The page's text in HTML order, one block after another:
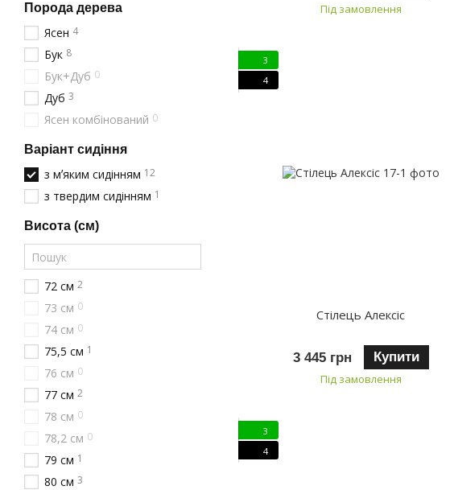
Під замовлення
3
4
Стілець Алексіс
3 445 грн Купити
Під замовлення
3
4
Порода дерева
Ясен 4
Бук 8
Бук+Дуб 0
Дуб 3
Ясен комбінований 0
Варіант сидіння
з мʼяким сидінням 12
з твердим сидінням 1
Висота (см)
72 см 2
73 см 0
74 см 0
75,5 см 1
76 см 0
77 см 2
78 см 0
78,2 см 0
79 см 1
80 см 3